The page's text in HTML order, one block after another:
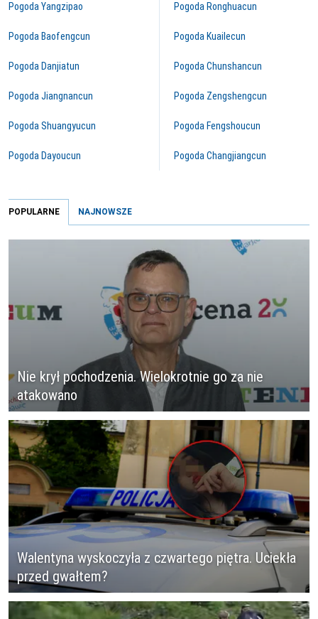
Pogoda Yangzipao
Pogoda Baofengcun
Pogoda Danjiatun
Pogoda Jiangnancun
Pogoda Shuangyucun
Pogoda Dayoucun
Pogoda Ronghuacun
Pogoda Kuailecun
Pogoda Chunshancun
Pogoda Zengshengcun
Pogoda Fengshoucun
Pogoda Changjiangcun
POPULARNE NAJNOWSZE
Nie krył pochodzenia. Wielokrotnie go za nie
atakowano
Walentyna wyskoczyła z czwartego piętra. Uciekła
przed gwałtem?